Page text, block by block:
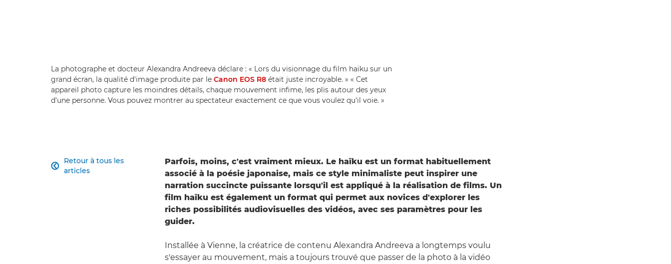
La photographe et docteur Alexandra Andreeva déclare : « Lors du visionnage du film haïku sur un
grand écran, la qualité d'image produite par le Canon EOS R8 était juste incroyable. » « Cet
appareil photo capture les moindres détails, chaque mouvement infime, les plis autour des yeux
d'une personne. Vous pouvez montrer au spectateur exactement ce que vous voulez qu'il voie. »
Retour à tous les
articles

Parfois, moins, c'est vraiment mieux. Le haïku est un format habituellement
associé à la poésie japonaise, mais ce style minimaliste peut inspirer une
narration succincte puissante lorsqu'il est appliqué à la réalisation de films. Un
film haïku est également un format qui permet aux novices d'explorer les
riches possibilités audiovisuelles des vidéos, avec ses paramètres pour les
guider.
Installée à Vienne, la créatrice de contenu Alexandra Andreeva a longtemps voulu
s'essayer au mouvement, mais a toujours trouvé que passer de la photo à la vidéo